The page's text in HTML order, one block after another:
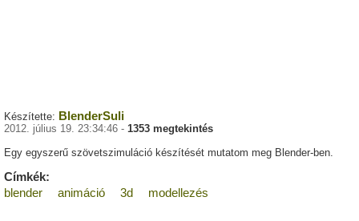
Készítette: BlenderSuli
2012. július 19. 23:34:46 - 1353 megtekintés
Egy egyszerű szövetszimuláció készítését mutatom meg Blender-ben.
Címkék:
blender
animáció 3d modellezés